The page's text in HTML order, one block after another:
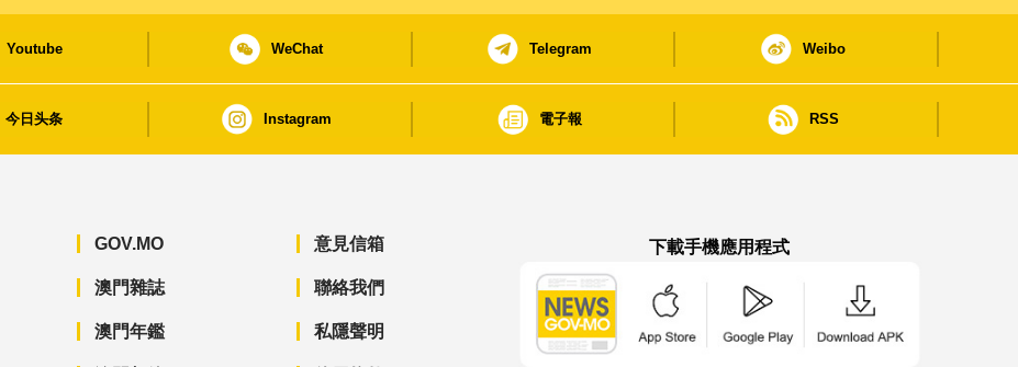
Youtube WeChat Telegram Weibo
今日头条 Instagram 電子報 RSS
GOV.MO
澳門雜誌
澳門年鑑
意見信箱
聯絡我們
私隱聲明
下載手機應用程式